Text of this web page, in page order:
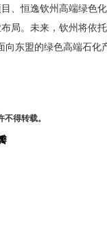
、恒逸钦州高端绿色
局。未来，钦州将依
向东盟的绿色高端石化
得转载。